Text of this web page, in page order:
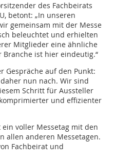
des Fachbeirats
betont: „In unseren
gemeinsam mit der Messe
beleuchtet und erhielten
Mitglieder eine ähnliche
Branche ist hier eindeutig.“
Gespräche auf den Punkt:
nun nach. Wir sind
Schritt für Aussteller
und effizienter
voller Messetag mit den
allen anderen Messetagen.
Fachbeirat und